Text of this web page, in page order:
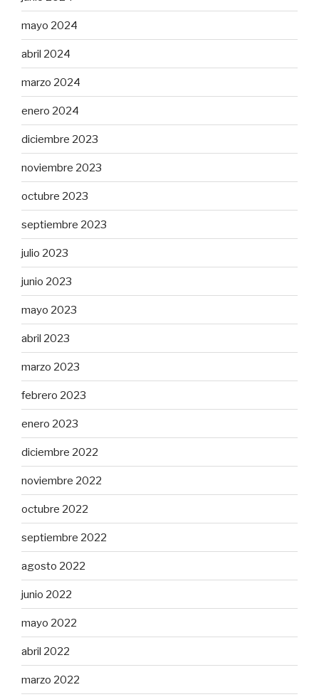
mayo 2024
abril 2024
marzo 2024
enero 2024
diciembre 2023
noviembre 2023
octubre 2023
septiembre 2023
julio 2023
junio 2023
mayo 2023
abril 2023
marzo 2023
febrero 2023
enero 2023
diciembre 2022
noviembre 2022
octubre 2022
septiembre 2022
agosto 2022
junio 2022
mayo 2022
abril 2022
marzo 2022